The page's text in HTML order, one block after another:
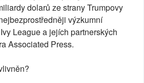
dolarů ze strany Trumpovy
výzkumní
League a jejích partnerských
Associated Press.